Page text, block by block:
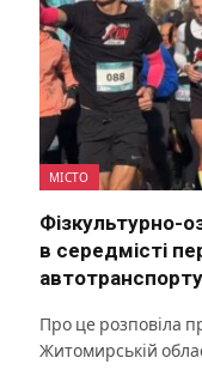
МІСТО
Фізкультурно-
в середмісті
Про це розповіла
Житомирській